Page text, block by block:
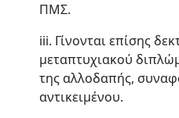
ΠΜΣ.
iii. Γίνονται επίσης
μεταπτυχιακού
της αλλοδαπής,
αντικειμένου.